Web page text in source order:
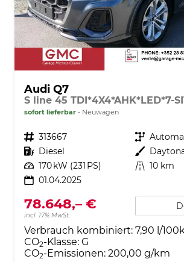
Audi Q7
sofort lieferbar Neuwagen
Fahrzeugnr. 313667 Getriebe
Kraftstoff Diesel Außenfarbe
Leistung 170 kW (231 PS) Kilometerstand 10 km
01.04.2025
78.648,– €
incl. 17% MwSt.
Verbrauch kombiniert: 7,90 l/
CO2-Klasse: G
CO2-Emissionen: 200,00 g/km